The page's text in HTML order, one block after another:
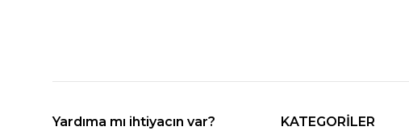
Yardıma mı ihtiyacın var? KATEGORİLER